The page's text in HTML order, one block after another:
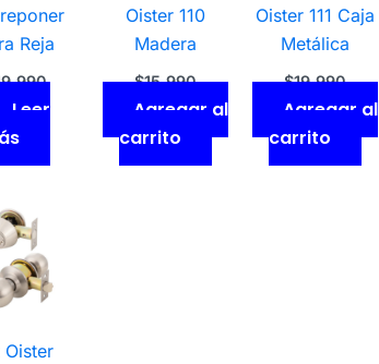
Reja
Leer
Oister 110
Madera
$15.990
Agregar al
carrito
Oister 111 Caja
Metálica
$19.990
Agregar al
carrito
Oister